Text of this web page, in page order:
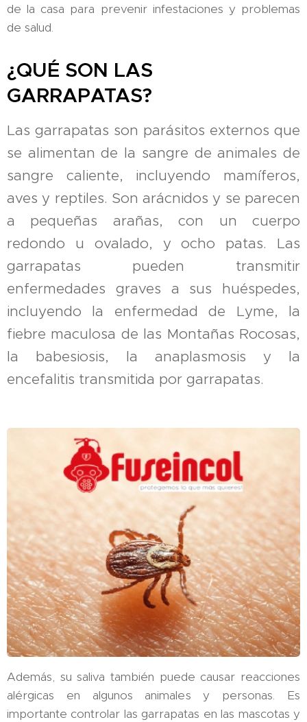
de la casa para prevenir infestaciones y problemas
de salud.
¿QUÉ SON LAS
GARRAPATAS?
Las garrapatas son parásitos externos que
se alimentan de la sangre de animales de
sangre caliente, incluyendo mamíferos,
aves y reptiles. Son arácnidos y se parecen
a pequeñas arañas, con un cuerpo
redondo u ovalado, y ocho patas. Las
garrapatas pueden transmitir
enfermedades graves a sus huéspedes,
incluyendo la enfermedad de Lyme, la
fiebre maculosa de las Montañas Rocosas,
la babesiosis, la anaplasmosis y la
encefalitis transmitida por garrapatas.
Además, su saliva también puede causar reacciones
alérgicas en algunos animales y personas. Es
importante controlar las garrapatas en las mascotas y